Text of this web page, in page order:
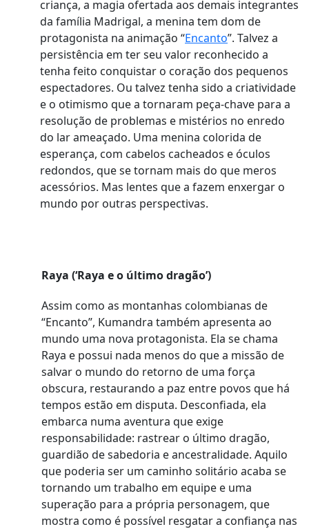
criança, a magia ofertada aos demais integrantes
da família Madrigal, a menina tem dom de
protagonista na animação “Encanto”. Talvez a
persistência em ter seu valor reconhecido a
tenha feito conquistar o coração dos pequenos
espectadores. Ou talvez tenha sido a criatividade
e o otimismo que a tornaram peça-chave para a
resolução de problemas e mistérios no enredo
do lar ameaçado. Uma menina colorida de
esperança, com cabelos cacheados e óculos
redondos, que se tornam mais do que meros
acessórios. Mas lentes que a fazem enxergar o
mundo por outras perspectivas.
Raya (‘Raya e o último dragão’)
Assim como as montanhas colombianas de
“Encanto”, Kumandra também apresenta ao
mundo uma nova protagonista. Ela se chama
Raya e possui nada menos do que a missão de
salvar o mundo do retorno de uma força
obscura, restaurando a paz entre povos que há
tempos estão em disputa. Desconfiada, ela
embarca numa aventura que exige
responsabilidade: rastrear o último dragão,
guardião de sabedoria e ancestralidade. Aquilo
que poderia ser um caminho solitário acaba se
tornando um trabalho em equipe e uma
superação para a própria personagem, que
mostra como é possível resgatar a confiança nas